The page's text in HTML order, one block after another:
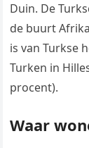
Duin. De
de buurt
is van Turkse
Turken in
procent).
Waar